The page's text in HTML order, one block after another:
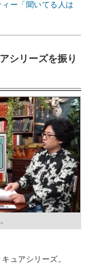
ー「聞いてる人は
シリーズを振り
ュアシリーズ。